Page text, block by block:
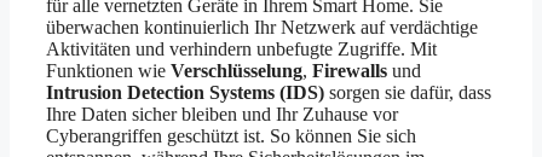
für alle vernetzten Geräte in Ihrem Smart Home. Sie
überwachen kontinuierlich Ihr Netzwerk auf verdächtige
Aktivitäten und verhindern unbefugte Zugriffe. Mit
Funktionen wie Verschlüsselung, Firewalls und
Intrusion Detection Systems (IDS) sorgen sie dafür, dass
Ihre Daten sicher bleiben und Ihr Zuhause vor
Cyberangriffen geschützt ist. So können Sie sich